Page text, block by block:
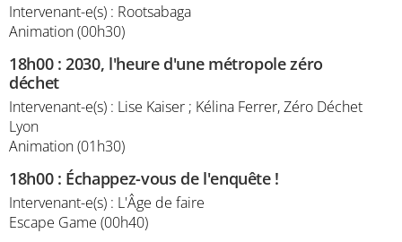
Intervenant-e(s) : Rootsabaga
Animation (00h30)
18h00:2030, l'heure d'une métropole zéro
déchet
Intervenant-e(s) : Lise Kaiser ; Kélina Ferrer, Zéro Déchet
Lyon
Animation (01h30)
18h00: Échappez-vous de l'enquête !
Intervenant-e(s) : L'Âge de faire
Escape Game (00h40)